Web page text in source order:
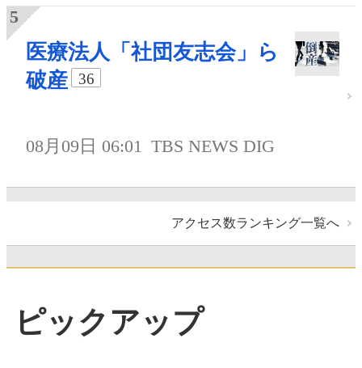
医療法人「社団友志会」ら
破産
36
08月09日 06:01 TBS NEWS DIG
アクセス数ランキング一覧へ
ピックアップ